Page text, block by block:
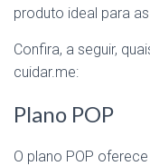
produto ideal para
Confira, a seguir,
cuidar.me:
Plano POP
O plano POP